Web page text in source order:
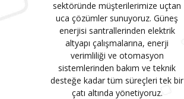
sektöründe müşterilerimize uçtan
uca çözümler sunuyoruz. Güneş
enerjisi santrallerinden elektrik
altyapı çalışmalarına, enerji
verimliliği ve otomasyon
sistemlerinden bakım ve teknik
desteğe kadar tüm süreçleri tek bir
çatı altında yönetiyoruz.